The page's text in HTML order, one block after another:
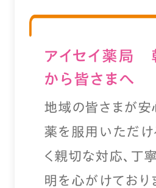
アイセイ薬局
から皆さまへ
地域の皆さまが安
薬を服用いただけ
く親切な対応、丁
明を心がけており